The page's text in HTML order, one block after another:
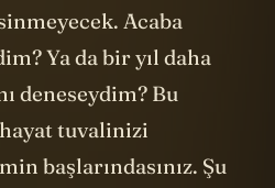
Acaba
Ya da bir yıl daha
deneseydim? Bu
hayat tuvalinizi
başlarındasınız. Şu